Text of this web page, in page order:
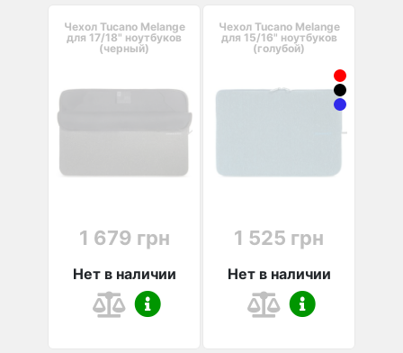
Чехол Tucano Melange
для 17/18" ноутбуков
(черный)
1 679 грн
Нет в наличии
Чехол Tucano Melange
для 15/16" ноутбуков
(голубой)
1 525 грн
Нет в наличии